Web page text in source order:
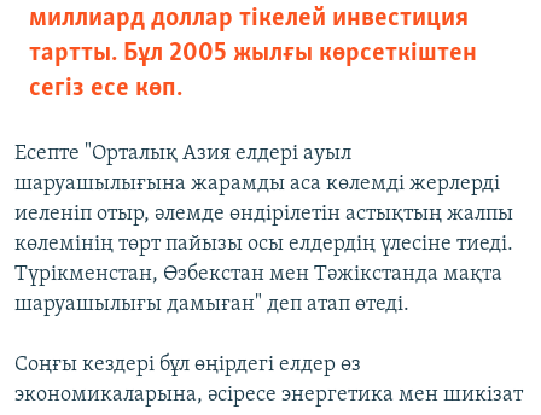
миллиард доллар тікелей инвестиция
тартты. Бұл 2005 жылғы көрсеткіштен
сегіз есе көп.
Есепте "Орталық Азия елдері ауыл
шаруашылығына жарамды аса көлемді жерлерді
иеленіп отыр, әлемде өндірілетін астықтың жалпы
көлемінің төрт пайызы осы елдердің үлесіне тиеді.
Түрікменстан, Өзбекстан мен Тәжікстанда мақта
шаруашылығы дамыған" деп атап өтеді.
Соңғы кездері бұл өңірдегі елдер өз
экономикаларына, әсіресе энергетика мен шикізат